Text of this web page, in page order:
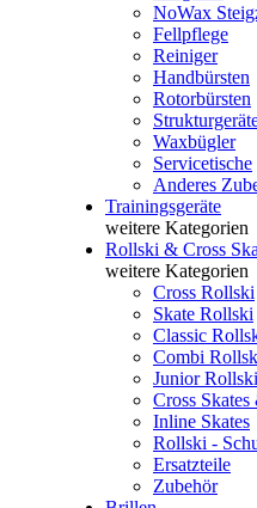
NoWax
Fellpflege
Reiniger
Handbürsten
Rotorbürsten
Waxbügler
Servicetische
Anderes
Trainingsgeräte
weitere Kategorien
Rollski & Cross
weitere Kategorien
Cross Rollski
Skate Rollski
Classic
Combi
Junior Rollski
Cross
Inline Skates
Rollski -
Ersatzteile
Zubehör